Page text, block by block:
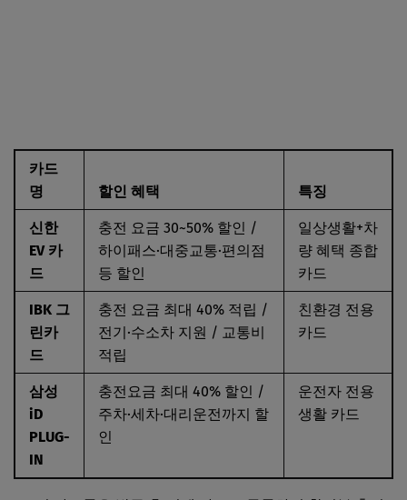
카드
명
할인 혜택 특징
신한
EV 카
드
충전 요금 30~50% 할인 /
하이패스·대중교통·편의점
등 할인
일상생활+차
량 혜택 종합
카드
IBK 그
린카
드
충전 요금 최대 40% 적립 /
전기·수소차 지원 / 교통비
적립
친환경 전용
카드
삼성
iD
PLUG-
IN
충전요금 최대 40% 할인 /
주차·세차·대리운전까지 할
인
운전자 전용
생활 카드